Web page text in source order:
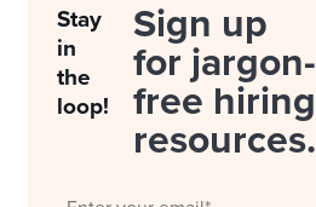
Stay
in
the
loop!
Sign up
for jargon-
free hiring
resources.